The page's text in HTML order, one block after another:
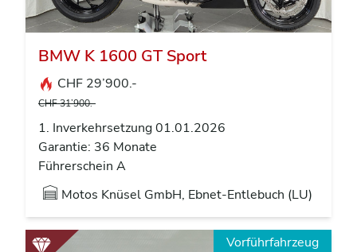
BMW K 1600 GT Sport
CHF 29’900.-
CHF 31’900.-
1. Inverkehrsetzung 01.01.2026
Garantie: 36 Monate
Führerschein A
Motos Knüsel GmbH, Ebnet-Entlebuch (LU)
Vorführfahrzeug